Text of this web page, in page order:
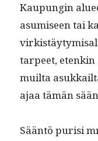
Kaupun­gin
asumiseen tai
tarpeet,
muil­ta
ajaa tämän
Sään­tö purisi